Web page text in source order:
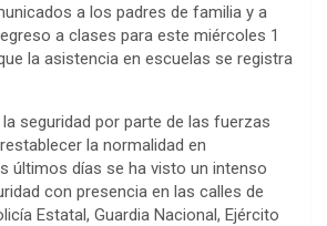
a los padres de familia y a
a clases para este miércoles 1
la asistencia en escuelas se registra
seguridad por parte de las fuerzas
la normalidad en
últimos días se ha visto un intenso
con presencia en las calles de
Estatal, Guardia Nacional, Ejército